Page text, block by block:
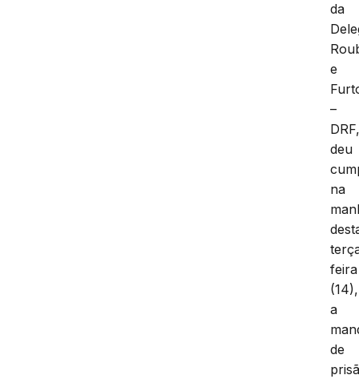
da
e
–
deu
na
feira
(14),
a
de